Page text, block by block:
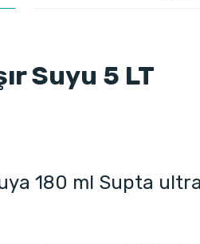
Suyu 5 LT
180 ml Supta